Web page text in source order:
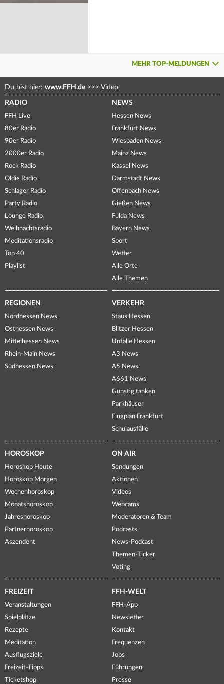
MEHR TOP-MELDUNGEN
Du bist hier: www.FFH.de >>> Video
RADIO
FFH Live
80er Radio
90er Radio
2000er Radio
Rock Radio
Oldie Radio
Schlager Radio
Party Radio
Lounge Radio
Weihnachtsradio
Meditationsradio
Top 40
Playlist
NEWS
Hessen News
Frankfurt News
Wiesbaden News
Mainz News
Kassel News
Darmstadt News
Offenbach News
Gießen News
Fulda News
Bayern News
Sport
Wetter
Alle Orte
Alle Themen
REGIONEN
Nordhessen News
Osthessen News
Mittelhessen News
Rhein-Main News
Südhessen News
VERKEHR
Staus Hessen
Blitzer Hessen
Unfälle Hessen
A3 News
A5 News
A661 News
Günstig tanken
Parkhäuser
Flugplan Frankfurt
Schulausfälle
HOROSKOP
Horoskop Heute
Horoskop Morgen
Wochenhoroskop
Monatshoroskop
Jahreshoroskop
Partnerhoroskop
Aszendent
ON AIR
Sendungen
Aktionen
Videos
Webcams
Moderatoren & Team
Podcasts
News-Podcast
Themen-Ticker
Voting
FREIZEIT
Veranstaltungen
Spielplätze
Rezepte
Meditation
Ausflugsziele
Freizeit-Tipps
Ticketshop
FFH-WELT
FFH-App
Newsletter
Kontakt
Frequenzen
Jobs
Führungen
Presse